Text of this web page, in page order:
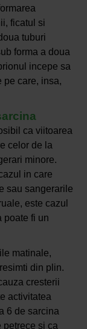
ficatul si
tuburi
forma a doua
incepe sa
pe care, insa,
ca viitoarea
celor de la
minore.
in care
sau sangerarile
este cazul
poate fi un
matinale,
din plin.
cresterii
activitatea
6 de sarcina
petrece si ca